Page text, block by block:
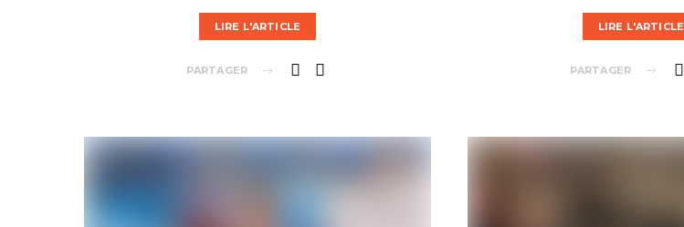
LIRE L'ARTICLE
PARTAGER
LIRE L'ARTICLE
PARTAGER